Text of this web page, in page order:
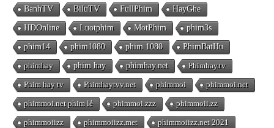
BanhTV BiluTV FullPhim HayGhe
HDOnline Luotphim MotPhim phim3s
phim14 phim1080 phim 1080 PhimBatHu
phimhay phim hay phimhay.net Phimhay.tv
Phim hay tv Phimhaytvv.net phimmoi phimmoi.net
phimmoi.net phim lẻ phimmoi.zzz phimmoii.zz
phimmoiizz phimmoiizz.met phimmoiizz.net 2021